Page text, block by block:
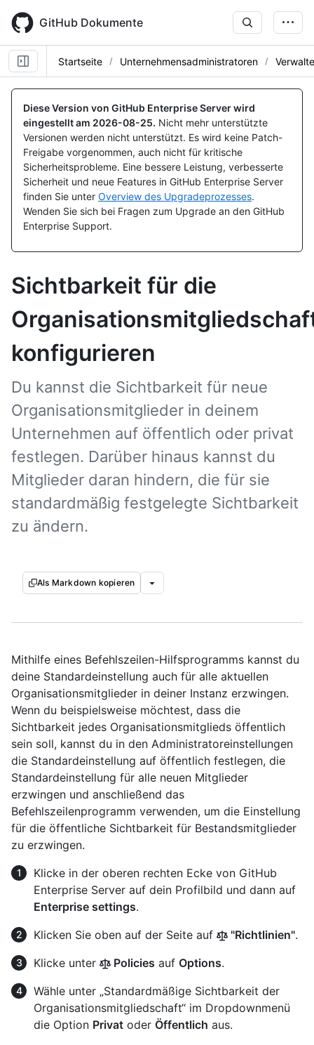
main
content
GitHub Dokumente
Startseite Unternehmensadministratoren
Diese Version von GitHub Enterprise Server wird
eingestellt am 2026-08-25. Nicht mehr unterstützte
Versionen werden nicht unterstützt. Es wird keine Patch-
Freigabe vorgenommen, auch nicht für kritische
Sicherheitsprobleme. Eine bessere Leistung, verbesserte
Sicherheit und neue Features in GitHub Enterprise Server
finden Sie unter Overview des Upgradeprozesses.
Wenden Sie sich bei Fragen zum Upgrade an den GitHub
Enterprise Support.
Sichtbarkeit für die
konfigurieren
Du kannst die Sichtbarkeit für neue
Organisationsmitglieder in deinem
Unternehmen auf öffentlich oder privat
festlegen. Darüber hinaus kannst du
Mitglieder daran hindern, die für sie
standardmäßig festgelegte Sichtbarkeit
zu ändern.
Als Markdown kopieren
Mithilfe eines Befehlszeilen-Hilfsprogramms kannst du
deine Standardeinstellung auch für alle aktuellen
Organisationsmitglieder in deiner Instanz erzwingen.
Wenn du beispielsweise möchtest, dass die
Sichtbarkeit jedes Organisationsmitglieds öffentlich
sein soll, kannst du in den Administratoreinstellungen
die Standardeinstellung auf öffentlich festlegen, die
Standardeinstellung für alle neuen Mitglieder
erzwingen und anschließend das
Befehlszeilenprogramm verwenden, um die Einstellung
für die öffentliche Sichtbarkeit für Bestandsmitglieder
zu erzwingen.
Klicke in der oberen rechten Ecke von GitHub
Enterprise Server auf dein Profilbild und dann auf
Enterprise settings.
Klicken Sie oben auf der Seite auf
"Richtlinien".
Klicke unter
Policies auf Options.
Wähle unter „Standardmäßige Sichtbarkeit der
Organisationsmitgliedschaft“ im Dropdownmenü
die Option Privat oder Öffentlich aus.